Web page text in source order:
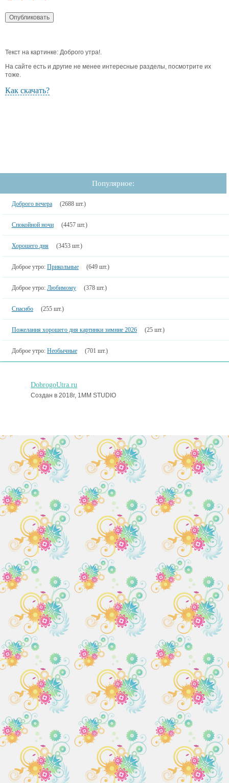
Текст на картинке: Доброго утра!.
На сайте есть и другие не менее интересные разделы, посмотрите их
тоже.
Как скачать?
Популярное:
Доброго вечера (2688 шт.)
Спокойной ночи (4457 шт.)
Хорошего дня (3453 шт.)
Доброе утро: Прикольные (649 шт.)
Доброе утро: Любимому (378 шт.)
Спасибо (255 шт.)
Пожелания хорошего дня картинки зимние 2026 (25 шт.)
Доброе утро: Необычные (701 шт.)
DobrogoUtra.ru
Создан в 2018г, 1MM STUDIO